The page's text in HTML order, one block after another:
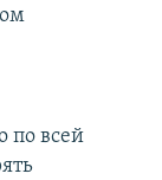
по всей